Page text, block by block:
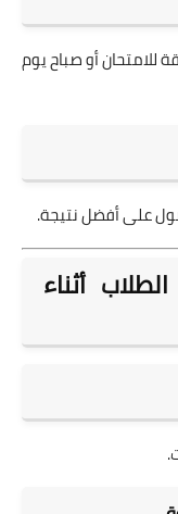
للامتحان أو صباح يوم
على أفضل نتيجة.
أثناء